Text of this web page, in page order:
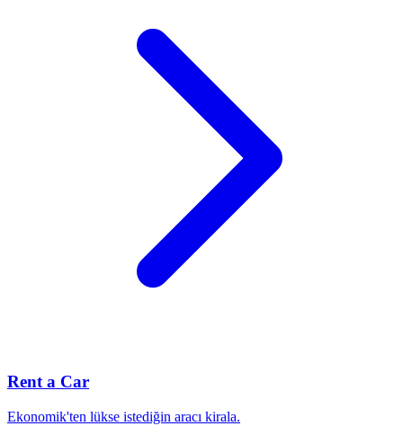
Rent a Car
Ekonomik'ten lükse istediğin aracı kirala.